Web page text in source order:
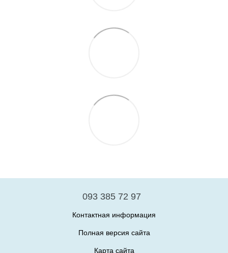
093 385 72 97
Контактная информация
Полная версия сайта
Карта сайта